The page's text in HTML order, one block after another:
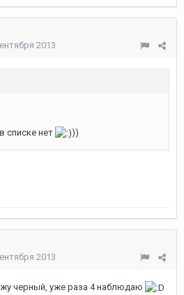
2013
списке нет ))
2013
черный, уже раза 4 наблюдаю